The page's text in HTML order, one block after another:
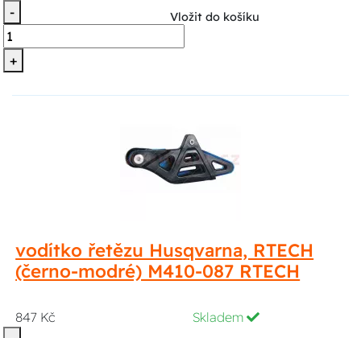
-
+
Vložit do košíku
vodítko řetězu Husqvarna, RTECH
(černo-modré) M410-087 RTECH
847 Kč
Skladem